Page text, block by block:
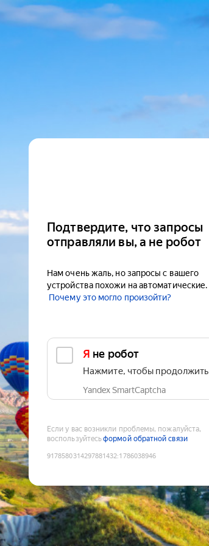
Подтвердите, что запросы
отправляли вы, а не робот
Нам очень жаль, но запросы с вашего
устройства похожи на автоматические.
Почему это могло произойти?
Я не робот
Нажмите, чтобы продолжить
Yandex SmartCaptcha
Если у вас возникли проблемы, пожалуйста,
воспользуйтесьформой обратной связи
9178580314297881432:1786038946